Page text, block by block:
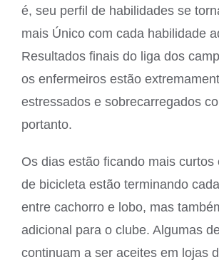
é, seu perfil de habilidades se
mais Único com cada habilidade
Resultados finais do liga dos
os enfermeiros estão
estressados e sobrecarregados
portanto.
Os dias estão ficando mais curtos
de bicicleta estão terminando
entre cachorro e lobo, mas
adicional para o clube. Algumas
continuam a ser aceites em lojas